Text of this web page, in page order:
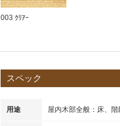
003 ｸﾘｱｰ
スペック
用途 屋内木部全般：床、